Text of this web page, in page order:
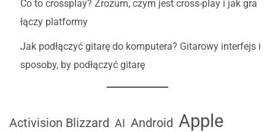
Co to crossplay? Zrozum, czym jest cross-play i jak gra
łączy platformy
Jak podłączyć gitarę do komputera? Gitarowy interfejs i
sposoby, by podłączyć gitarę
Activision Blizzard AI Android Apple